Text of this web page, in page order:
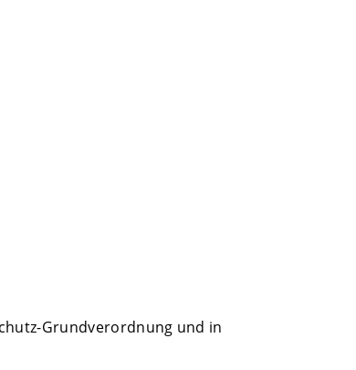
Grundverordnung und in